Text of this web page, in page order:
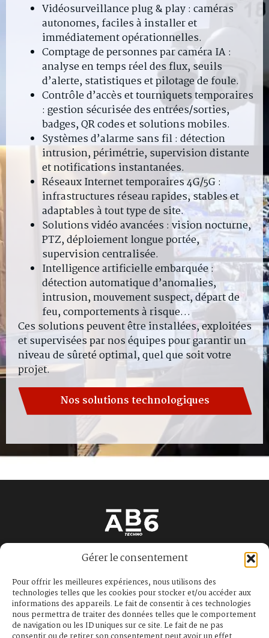
Gérer le consentement
Pour offrir les meilleures expériences, nous utilisons des
technologies telles que les cookies pour stocker et/ou accéder aux
informations des appareils. Le fait de consentir à ces technologies
nous permettra de traiter des données telles que le comportement
de navigation ou les ID uniques sur ce site. Le fait de ne pas
Vidéosurveillance plug & play : caméras
autonomes, faciles à installer et
immédiatement opérationnelles.
Comptage de personnes par caméra IA :
analyse en temps réel des flux, seuils
d’alerte, statistiques et pilotage de foule.
Contrôle d’accès et tourniquets temporaires
: gestion sécurisée des entrées/sorties,
badges, QR codes et solutions mobiles.
Systèmes d’alarme sans fil : détection
intrusion, périmétrie, supervision distante
et notifications instantanées.
Réseaux Internet temporaires 4G/5G :
infrastructures réseau rapides, stables et
adaptables à tout type de site.
Solutions vidéo avancées : vision nocturne,
PTZ, déploiement longue portée,
supervision centralisée.
Intelligence artificielle embarquée :
détection automatique d’anomalies,
intrusion, mouvement suspect, départ de
feu, comportements à risque…
Ces solutions peuvent être installées, exploitées
et supervisées par nos équipes pour garantir un
niveau de sûreté optimal, quel que soit votre
projet.
Nos solutions technologiques
8 allée des érables
69200 Vénissieux
04 78 38 23 05
contact@ab6.tech
Plan du site